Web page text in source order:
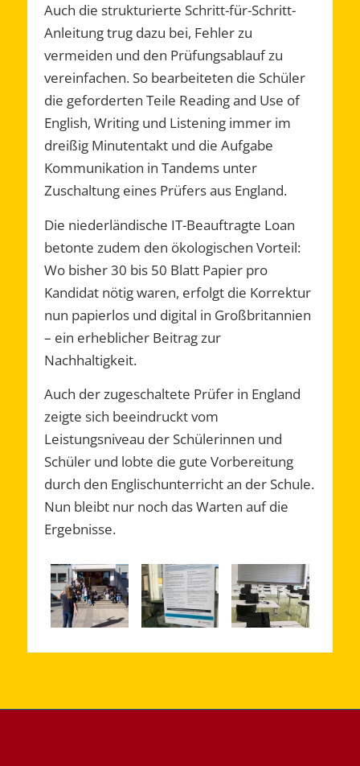
Auch die strukturierte Schritt-für-Schritt-
Anleitung trug dazu bei, Fehler zu
vermeiden und den Prüfungsablauf zu
vereinfachen. So bearbeiteten die Schüler
die geforderten Teile Reading and Use of
English, Writing und Listening immer im
dreißig Minutentakt und die Aufgabe
Kommunikation in Tandems unter
Zuschaltung eines Prüfers aus England.
Die niederländische IT-Beauftragte Loan
betonte zudem den ökologischen Vorteil:
Wo bisher 30 bis 50 Blatt Papier pro
Kandidat nötig waren, erfolgt die Korrektur
nun papierlos und digital in Großbritannien
– ein erheblicher Beitrag zur
Nachhaltigkeit.
Auch der zugeschaltete Prüfer in England
zeigte sich beeindruckt vom
Leistungsniveau der Schülerinnen und
Schüler und lobte die gute Vorbereitung
durch den Englischunterricht an der Schule.
Nun bleibt nur noch das Warten auf die
Ergebnisse.